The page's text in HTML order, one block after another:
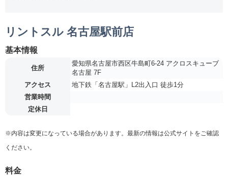
リントスル 名古屋駅前店
基本情報
住所
愛知県名古屋市西区牛島町6-24 アクロスキューブ
名古屋 7F
アクセス
地下鉄「名古屋駅」L2出入口 徒歩1分
営業時間
定休日
※内容は変更になっている場合があります。最新の情報は公式サイトをご確認
ください。
料金